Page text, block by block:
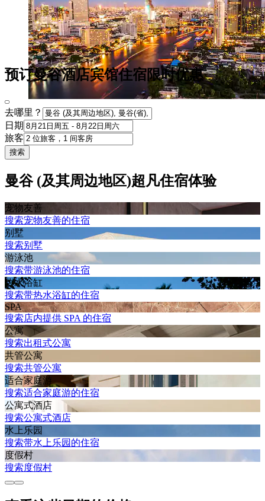
预订曼谷酒店宾馆住宿限时优惠
去哪里？
日期
旅客
搜索
曼谷 (及其周边地区)超凡住宿体验
宠物友善
搜索宠物友善的住宿
别墅
搜索别墅
游泳池
搜索带游泳池的住宿
热水浴缸
搜索带热水浴缸的住宿
SPA
搜索店内提供 SPA 的住宿
公寓
搜索出租式公寓
共管公寓
搜索共管公寓
适合家庭游
搜索适合家庭游的住宿
公寓式酒店
搜索公寓式酒店
水上乐园
搜索带水上乐园的住宿
度假村
搜索度假村